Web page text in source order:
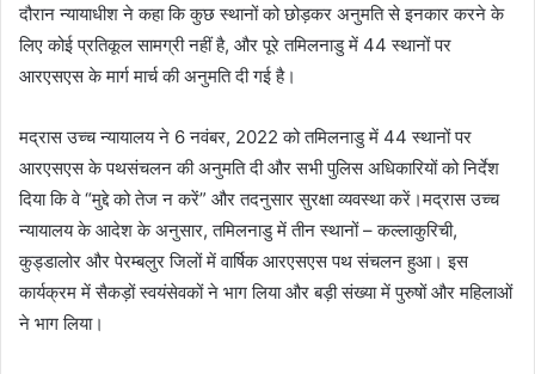
दौरान न्यायाधीश ने कहा कि कुछ स्थानों को छोड़कर अनुमति से इनकार करने के
लिए कोई प्रतिकूल सामग्री नहीं है, और पूरे तमिलनाडु में 44 स्थानों पर
आरएसएस के मार्ग मार्च की अनुमति दी गई है।
मद्रास उच्च न्यायालय ने 6 नवंबर, 2022 को तमिलनाडु में 44 स्थानों पर
आरएसएस के पथसंचलन की अनुमति दी और सभी पुलिस अधिकारियों को निर्देश
दिया कि वे “मुद्दे को तेज न करें” और तदनुसार सुरक्षा व्यवस्था करें।मद्रास उच्च
न्यायालय के आदेश के अनुसार, तमिलनाडु में तीन स्थानों – कल्लाकुरिची,
कुड्डालोर और पेरम्बलुर जिलों में वार्षिक आरएसएस पथ संचलन हुआ। इस
कार्यक्रम में सैकड़ों स्वयंसेवकों ने भाग लिया और बड़ी संख्या में पुरुषों और महिलाओं
ने भाग लिया।